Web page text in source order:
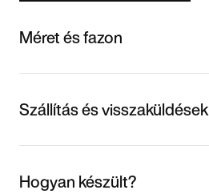
Méret és fazon
Szállítás és visszaküldések
Hogyan készült?